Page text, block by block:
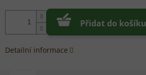
Přidat do košíku
Detailní informace